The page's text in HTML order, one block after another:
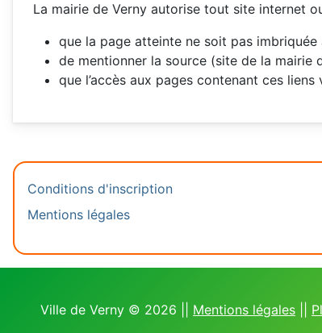
La mairie de Verny autorise tout site internet
que la page atteinte ne soit pas imbriquée
de mentionner la source (site de la mairie
que l’accès aux pages contenant ces
Conditions d'inscription
Mentions légales
Ville de Verny © 2026 || Mentions légales